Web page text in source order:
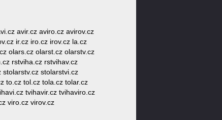
avir.cz aviro.cz avirov.cz
ir.cz iro.cz irov.cz la.cz
olars.cz olarst.cz olarstv.cz
rstviha.cz rstvihav.cz
stolarstvi.cz
to.cz tol.cz tola.cz tolar.cz
tvihavir.cz tvihaviro.cz
viro.cz virov.cz